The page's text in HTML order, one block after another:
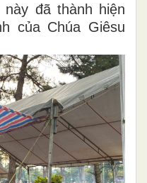
này đã thành hiện
của Chúa Giêsu